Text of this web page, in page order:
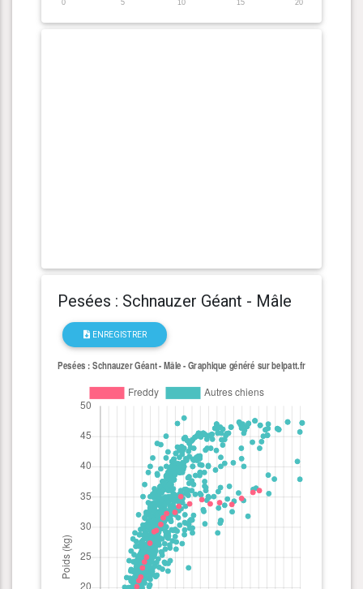
0 5 10 15 20
Pesées : Schnauzer Géant - Mâle
ENREGISTRER